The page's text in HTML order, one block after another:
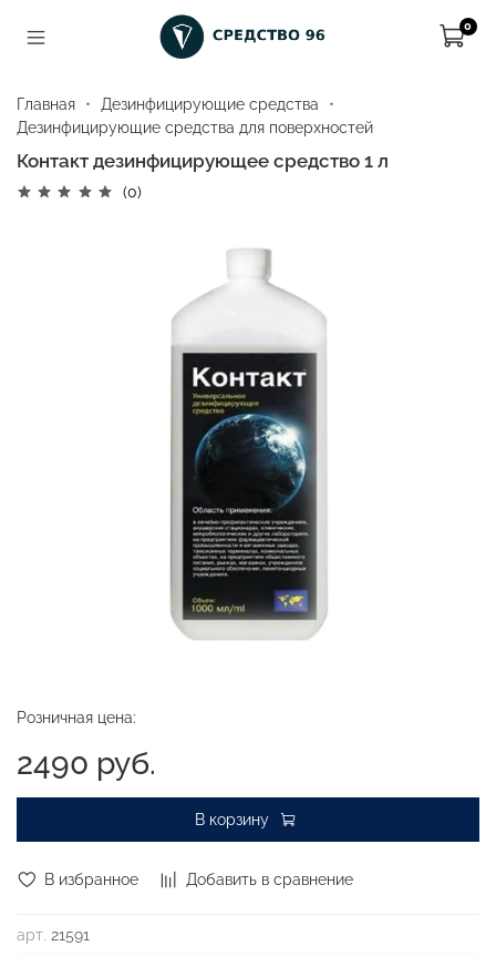
0
Главная
Дезинфицирующие средства
Дезинфицирующие средства для поверхностей
Контакт дезинфицирующее средство 1 л
(0)
В избранное Добавить в сравнение
арт. 21591
Розничная цена:
2490 руб.
В корзину